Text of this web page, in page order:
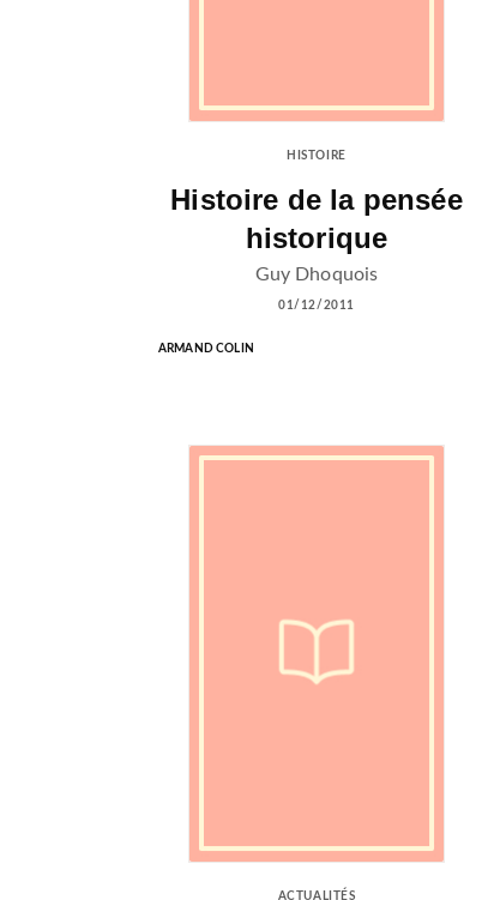
HISTOIRE
Histoire de la pensée
historique
Guy Dhoquois
01/12/2011
ARMAND COLIN
ACTUALITÉS